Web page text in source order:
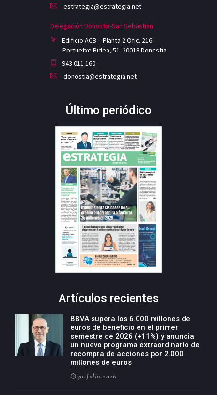
estrategia@estrategia.net
Delegación Donostia-San Sebastian
Edificio ACB – Planta 2 Ofic. 216
Portuetxe Bidea, 51. 20018 Donostia
943 011 160
donostia@estrategia.net
Último periódico
Artículos recientes
BBVA supera los 6.000 millones de
euros de beneficio en el primer
semestre de 2026 (+11%) y anuncia
un nuevo programa extraordinario de
recompra de acciones por 2.000
millones de euros
30-Julio-2026